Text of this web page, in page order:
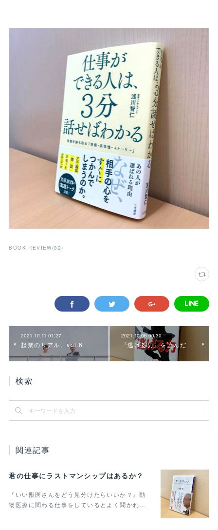
BOOK REVIEW (82)
2021.10.11 01:27
起業のリアル。vol.6
2021.10.06 00:30
『逃げる力』を読んだ
検索
関連記事
君の仕事にラストマンシップはあるか？
『いい獣医さんをどう見分けたらいいか？』動
物医療に関わる仕事をしているとよく聞かれ…